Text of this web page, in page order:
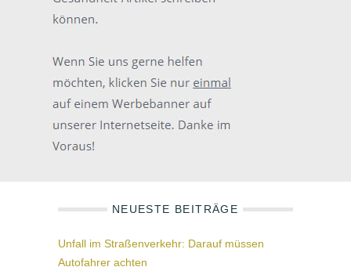
NEUESTE BEITRÄGE
Unfall im Straßenverkehr: Darauf müssen
Autofahrer achten